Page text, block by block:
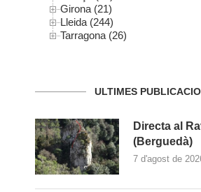
Girona (21)
Lleida (244)
Tarragona (26)
ULTIMES
Directa al
(Berguedà)
7 d'agost de